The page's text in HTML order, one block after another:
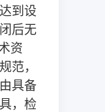
到设
后无
资
范，
具备
，检